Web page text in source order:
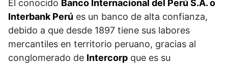
El conocido Banco Internacional del Perú S.A. o
Interbank Perú es un banco de alta confianza,
debido a que desde 1897 tiene sus labores
mercantiles en territorio peruano, gracias al
conglomerado de Intercorp que es su